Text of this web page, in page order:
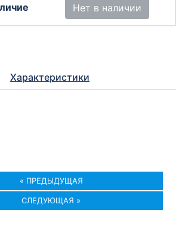
Нет в наличии
Характеристики
« ПРЕДЫДУЩАЯ
СЛЕДУЮЩАЯ »